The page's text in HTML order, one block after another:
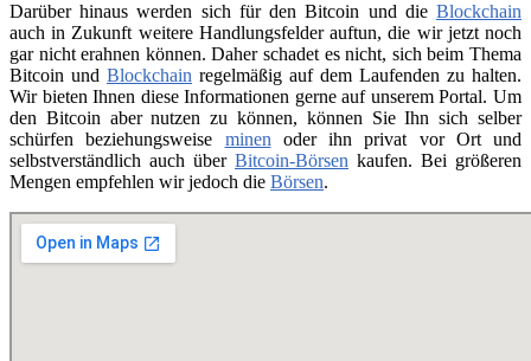
Darüber hinaus werden sich für den Bitcoin und die Blockchain
auch in Zukunft weitere Handlungsfelder auftun, die wir jetzt noch
gar nicht erahnen können. Daher schadet es nicht, sich beim Thema
Bitcoin und Blockchain regelmäßig auf dem Laufenden zu halten.
Wir bieten Ihnen diese Informationen gerne auf unserem Portal. Um
den Bitcoin aber nutzen zu können, können Sie Ihn sich selber
schürfen beziehungsweise minenoder ihn privat vor Ort und
selbstverständlich auch über Bitcoin-Börsen kaufen. Bei größeren
Mengen empfehlen wir jedoch die Börsen.